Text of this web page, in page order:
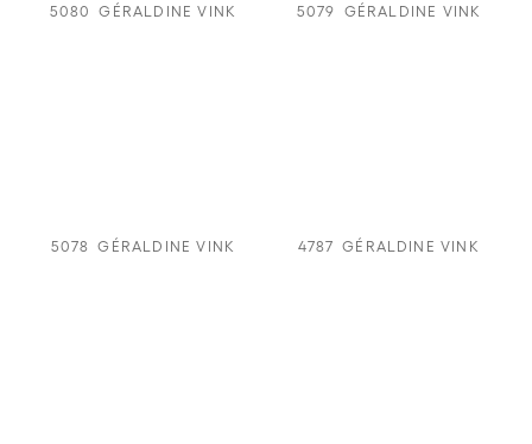
5080 GÉRALDINE VINK 5079 GÉRALDINE VINK
5078 GÉRALDINE VINK 4787 GÉRALDINE VINK